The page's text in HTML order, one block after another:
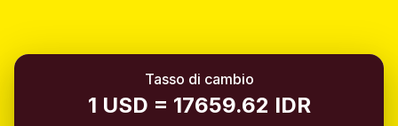
Tasso di cambio
1 USD = 17659.62 IDR